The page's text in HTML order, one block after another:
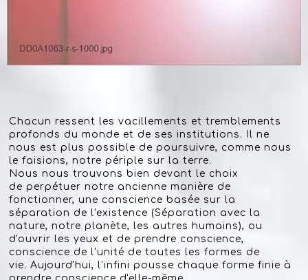
Chacun ressent les vacillements et tremblements
profonds du monde et de ses institutions. Il ne
nous est plus possible de poursuivre, comme nous
le faisions, notre périple sur la terre.
Nous nous trouvons bien devant le choix
de perpétuer notre ancienne manière de
fonctionner, une conscience basée sur la
séparation de l'existence (Séparation avec la
nature, notre planète, les autres humains), ou
d'ouvrir les yeux et de prendre conscience,
conscience de l'unité de toutes les formes de
vie. Aujourd'hui, l'infini pousse chaque forme finie à